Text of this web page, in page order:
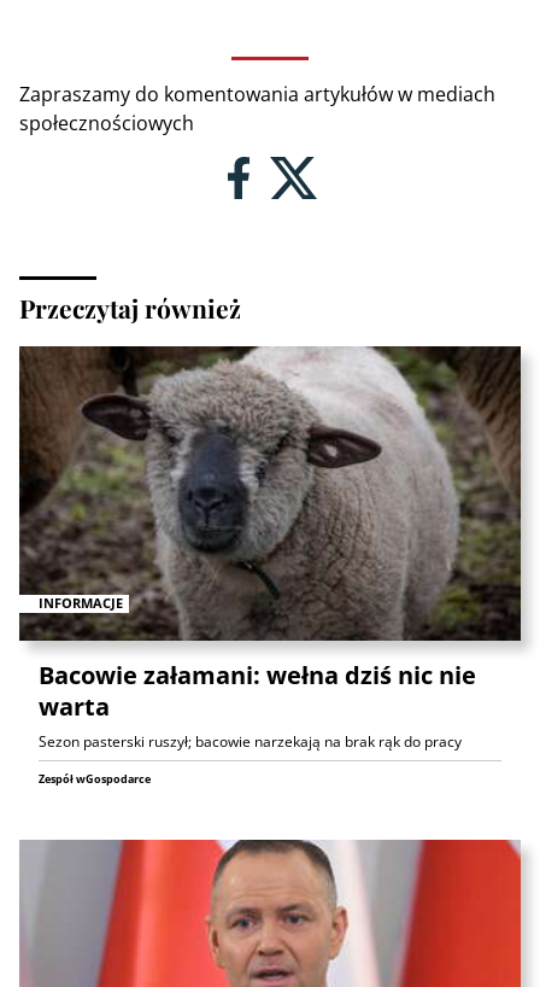
Zapraszamy do komentowania artykułów w mediach
społecznościowych
Przeczytaj również
INFORMACJE
Bacowie załamani: wełna dziś nic nie
warta
Sezon pasterski ruszył; bacowie narzekają na brak rąk do pracy
Zespół wGospodarce